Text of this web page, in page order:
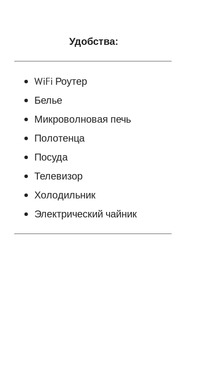
Удобства:
WiFi Роутер
Белье
Микроволновая печь
Полотенца
Посуда
Телевизор
Холодильник
Электрический чайник